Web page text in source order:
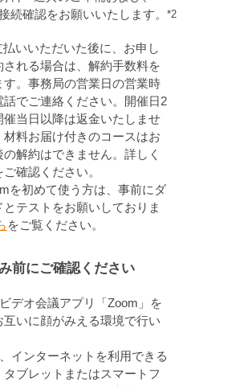
続確認をお願いいたします。
*2
払いいただいた後に、お申し
される場合は、解約手数料を
す。事務局の営業日の営業時
話でご連絡ください。開催日2
催当日以降は返金いたしませ
材料お届け付きのコースはお
の解約はできません。詳しく
ご確認ください。
を初めて使う方は、事前にダ
とテストをお願いしておりま
をご覧ください。
前にご確認ください
デオ会議アプリ「Zoom」を
互いに顔がみえる環境で行い
インターネットを利用できる
タブレットまたはスマートフ